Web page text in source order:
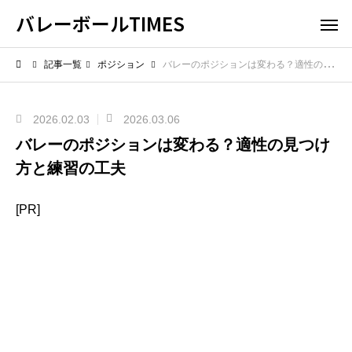
バレーボールTIMES
記事一覧 ポジション バレーのポジションは変わる？適性の見つけ方と練習の工夫
2026.02.03 2026.03.06
バレーのポジションは変わる？適性の見つけ
方と練習の工夫
[PR]